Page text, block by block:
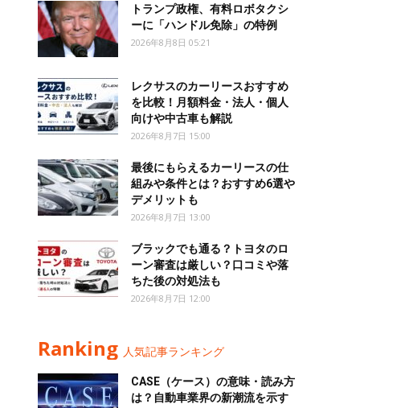
トランプ政権、有料ロボタクシ
ーに「ハンドル免除」の特例
2026年8月8日 05:21
レクサスのカーリースおすすめ
を比較！月額料金・法人・個人
向けや中古車も解説
2026年8月7日 15:00
最後にもらえるカーリースの仕
組みや条件とは？おすすめ6選や
デメリットも
2026年8月7日 13:00
ブラックでも通る？トヨタのロ
ーン審査は厳しい？口コミや落
ちた後の対処法も
2026年8月7日 12:00
Ranking 人気記事ランキング
CASE（ケース）の意味・読み方
は？自動車業界の新潮流を示す